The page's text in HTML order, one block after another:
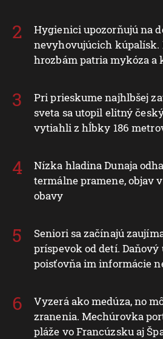
Hygienici upozorňujú na
nevyhovujúcich kúpalísk.
hrozbám patria mykóza a
Pri prieskume najhlbšej
sveta sa utopil elitný
vytiahli z hĺbky 186
Nízka hladina Dunaja
termálne pramene, objav
obavy
Seniori sa začínajú
príspevok od detí. Daňový
poisťovňa im informácie
Vyzerá ako medúza, no
zranenia. Mechúrovka
pláže vo Francúzsku aj